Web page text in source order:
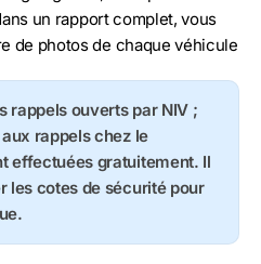
un rapport complet, vous
de photos de chaque véhicule
rappels ouverts par NIV ;
rappels chez le
effectuées gratuitement. Il
les cotes de sécurité pour